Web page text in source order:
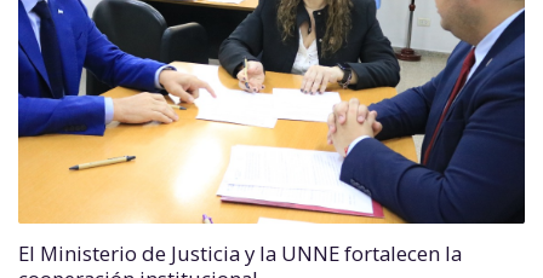
El Ministerio de Justicia y la UNNE fortalecen la